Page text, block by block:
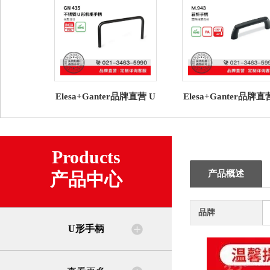
Elesa+Ganter品牌直营 U
形机柜手柄 长款
Elesa+Ganter品牌直
高科技聚合体
Products
产品中心
U形手柄
产品概述
品牌